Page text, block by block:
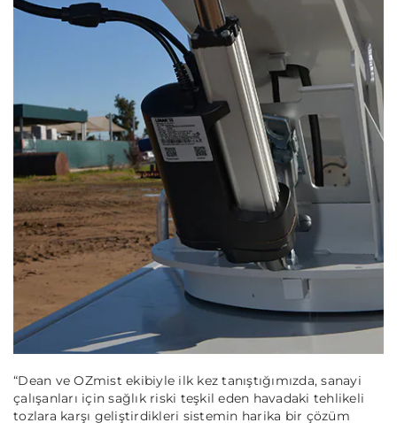
“Dean ve OZmist ekibiyle ilk kez tanıştığımızda, sanayi
çalışanları için sağlık riski teşkil eden havadaki tehlikeli
tozlara karşı geliştirdikleri sistemin harika bir çözüm